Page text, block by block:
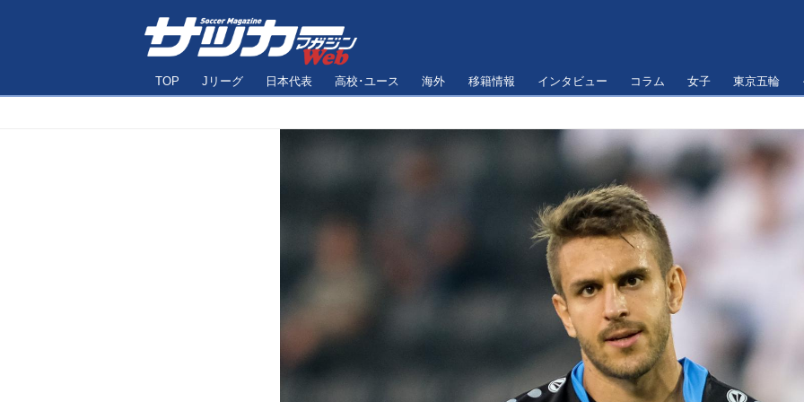
TOP Jリーグ 日本代表 高校･ユース 海外 移籍情報 インタビュー コラム 女子 東京五輪